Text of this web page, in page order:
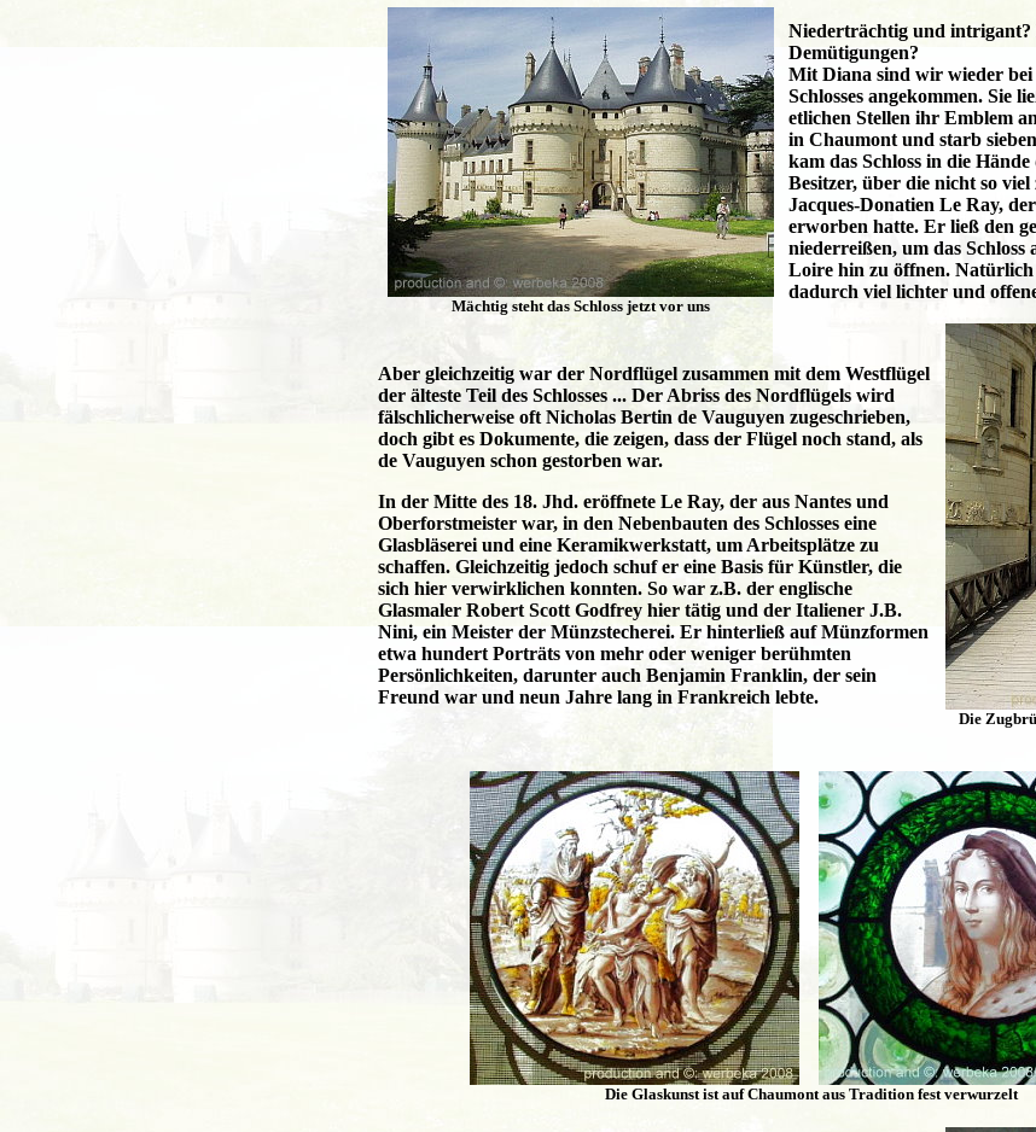
Mächtig steht das Schloss jetzt vor uns
Niederträchtig und intrigant?
Demütigungen?
Mit Diana sind wir wieder bei
Schlosses angekommen. Sie
etlichen Stellen ihr Emblem
in Chaumont und starb
kam das Schloss in die
Besitzer, über die nicht so
Jacques-Donatien Le Ray,
erworben hatte. Er ließ den
niederreißen, um das Schloss
Loire hin zu öffnen. Natürlich
dadurch viel lichter und
Aber gleichzeitig war der Nordflügel zusammen mit dem Westflügel
der älteste Teil des Schlosses ... Der Abriss des Nordflügels wird
fälschlicherweise oft Nicholas Bertin de Vauguyen zugeschrieben,
doch gibt es Dokumente, die zeigen, dass der Flügel noch stand, als
de Vauguyen schon gestorben war.
In der Mitte des 18. Jhd. eröffnete Le Ray, der aus Nantes und
Oberforstmeister war, in den Nebenbauten des Schlosses eine
Glasbläserei und eine Keramikwerkstatt, um Arbeitsplätze zu
schaffen. Gleichzeitig jedoch schuf er eine Basis für Künstler, die
sich hier verwirklichen konnten. So war z.B. der englische
Glasmaler Robert Scott Godfrey hier tätig und der Italiener J.B.
Nini, ein Meister der Münzstecherei. Er hinterließ auf Münzformen
etwa hundert Porträts von mehr oder weniger berühmten
Persönlichkeiten, darunter auch Benjamin Franklin, der sein
Freund war und neun Jahre lang in Frankreich lebte.
Die
Die Glaskunst ist auf Chaumont aus Tradition fest verwurzelt